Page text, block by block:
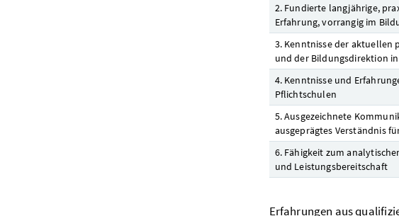
2. Fundierte langjährige,
Erfahrung, vorrangig im
3. Kenntnisse der aktuellen
und der Bildungsdirektion
4. Kenntnisse und
Pflichtschulen
5. Ausgezeichnete
ausgeprägtes Verständnis
6. Fähigkeit zum
und Leistungsbereitschaft
Erfahrungen aus